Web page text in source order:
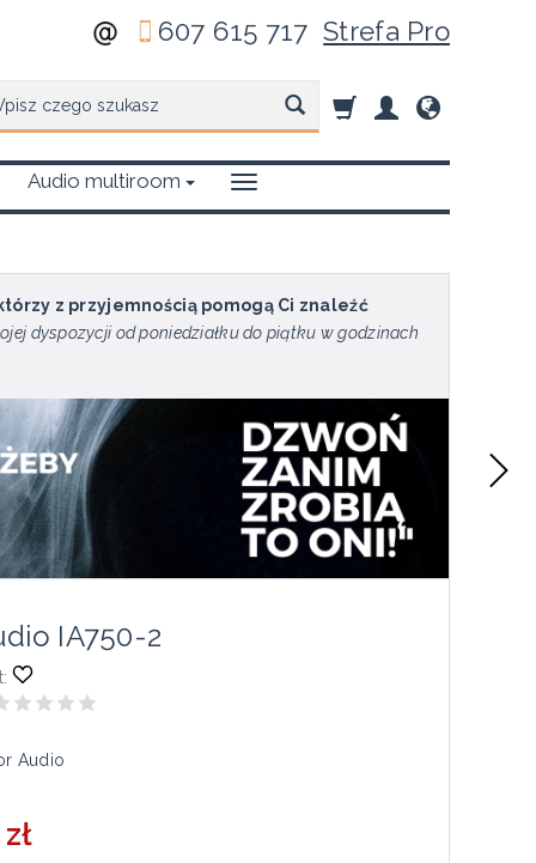
607 615 717Strefa Pro
Audio multiroom
z przyjemnością pomogą Ci znaleźć
dyspozycji od poniedziałku do piątku w godzinach
IA750-2
Audio